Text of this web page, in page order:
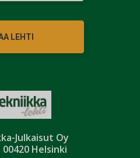
Julkaisut Oy
Helsinki
LEHTI